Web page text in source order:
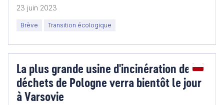
23 juin 2023
Brève Transition écologique
La plus grande usine d'incinération de
déchets de Pologne verra bientôt le jour
à Varsovie